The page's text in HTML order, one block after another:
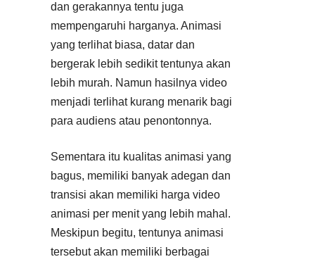
dan gerakannya tentu juga
mempengaruhi harganya. Animasi
yang terlihat biasa, datar dan
bergerak lebih sedikit tentunya akan
lebih murah. Namun hasilnya video
menjadi terlihat kurang menarik bagi
para audiens atau penontonnya.
Sementara itu kualitas animasi yang
bagus, memiliki banyak adegan dan
transisi akan memiliki harga video
animasi per menit yang lebih mahal.
Meskipun begitu, tentunya animasi
tersebut akan memiliki berbagai